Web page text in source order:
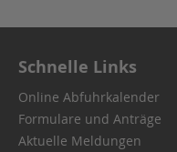
Schnelle Links
Online Abfuhrkalender
Formulare und Anträge
Aktuelle Meldungen